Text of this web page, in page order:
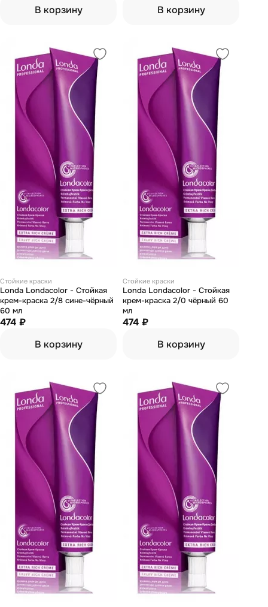
В корзину В корзину
Стойкие краски
Londa Londacolor - Стойкая
крем-краска 2/8 сине-чёрный
60 мл
474 ₽
В корзину
Стойкие краски
Londa Londacolor - Стойкая
крем-краска 2/0 чёрный 60
мл
474 ₽
В корзину